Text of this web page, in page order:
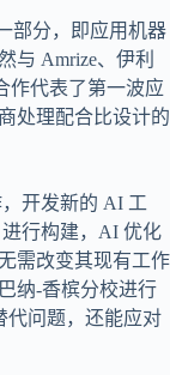
部分，即应用机器
与 Amrize、伊利
作代表了第一波应
处理配合比设计的
开发新的 AI 工
进行构建，AI 优化
需改变其现有工作
纳-香槟分校进行
代问题，还能应对